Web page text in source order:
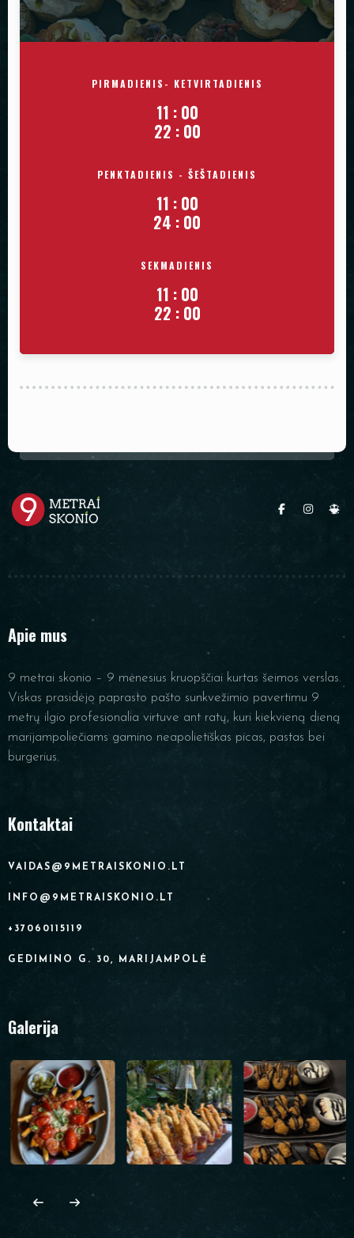
PIRMADIENIS- KETVIRTADIENIS
11 : 00
22 : 00
PENKTADIENIS - ŠEŠTADIENIS
11 : 00
24 : 00
SEKMADIENIS
11 : 00
22 : 00
Apie mus
9 metrai skonio – 9 mėnesius kruopščiai kurtas šeimos verslas.
Viskas prasidėjo paprasto pašto sunkvežimio pavertimu 9
metrų ilgio profesionalia virtuve ant ratų, kuri kiekvieną dieną
marijampoliečiams gamino neapolietiškas picas, pastas bei
burgerius.
Kontaktai
VAIDAS@9METRAISKONIO.LT
INFO@9METRAISKONIO.LT
+37060115119
GEDIMINO G. 30, MARIJAMPOLĖ
Galerija